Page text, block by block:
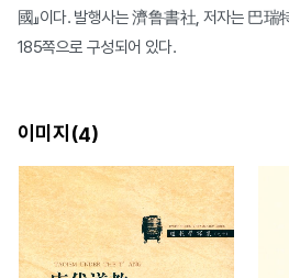
國』이다. 발행사는 濟鲁書社, 저자는 巴
185쪽으로 구성되어 있다.
이미지(4)